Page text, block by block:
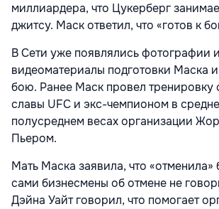
миллиардера, что Цукерберг
джитсу. Маск ответил, что «готов к
В Сети уже появлялись фотографии и
видеоматериалы подготовки Маска
бою. Ранее Маск провел тренировку
славы UFC и экс-чемпионом в
полусреднем весах организации
Пьером.
Мать Маска заявила, что «отменила»
сами бизнесмены об отмене не
Дэйна Уайт говорил, что помогает